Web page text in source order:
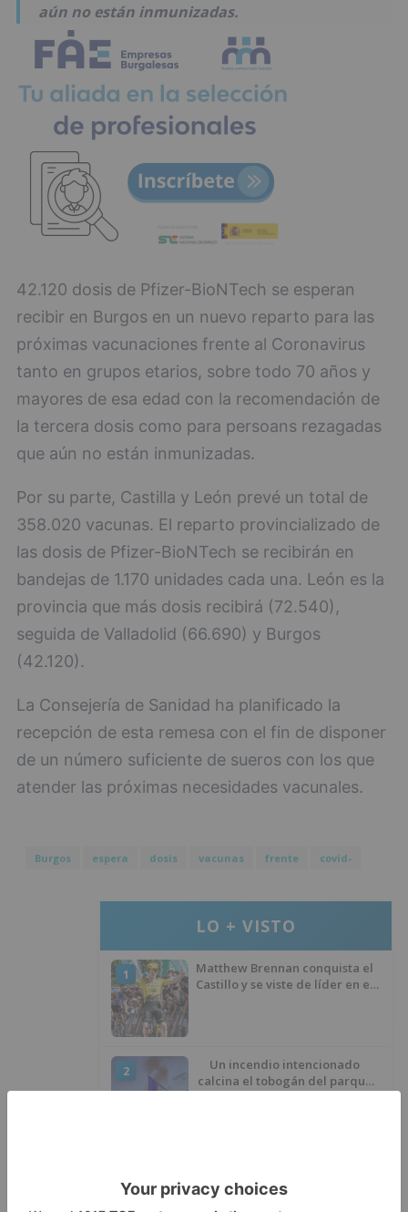
aún no están inmunizadas.
42.120 dosis de Pfizer-BioNTech se esperan
recibir en Burgos en un nuevo reparto para las
próximas vacunaciones frente al Coronavirus
tanto en grupos etarios, sobre todo 70 años y
mayores de esa edad con la recomendación de
la tercera dosis como para persoans rezagadas
que aún no están inmunizadas.
Por su parte, Castilla y León prevé un total de
358.020 vacunas. El reparto provincializado de
las dosis de Pfizer-BioNTech se recibirán en
bandejas de 1.170 unidades cada una. León es la
provincia que más dosis recibirá (72.540),
seguida de Valladolid (66.690) y Burgos
(42.120).
La Consejería de Sanidad ha planificado la
recepción de esta remesa con el fin de disponer
de un número suficiente de sueros con los que
atender las próximas necesidades vacunales.
Burgos espera dosis vacunas frente covid-
LO + VISTO
1
Matthew Brennan conquista el
Castillo y se viste de líder en el
2
Un incendio intencionado
calcina el tobogán del parque
para impulsar plantas solares